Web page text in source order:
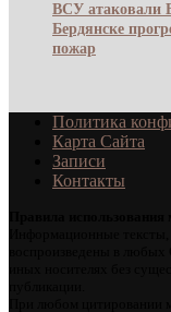
ВСУ атаковали
Бердянске
пожар
Политика
Карта Сайта
Записи
Контакты